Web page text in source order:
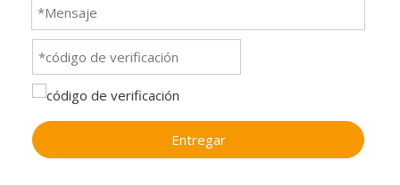
Entregar